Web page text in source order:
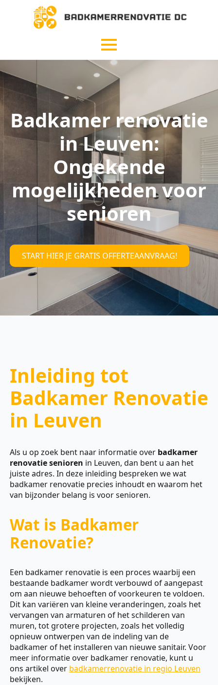
Badkamer renovatie
in Leuven:
Ongekende
mogelijkheden voor
senioren
START HIER JE GRATIS OFFERTEAANVRAAG!
Inleiding tot
Badkamer Renovatie
in Leuven
Als u op zoek bent naar informatie over badkamer
renovatie senioren in Leuven, dan bent u aan het
juiste adres. In deze inleiding bespreken we wat
badkamer renovatie precies inhoudt en waarom het
van bijzonder belang is voor senioren.
Wat is Badkamer
Renovatie?
Een badkamer renovatie is een proces waarbij een
bestaande badkamer wordt verbouwd of aangepast
om aan nieuwe behoeften of voorkeuren te voldoen.
Dit kan variëren van kleine veranderingen, zoals het
vervangen van armaturen of het schilderen van
muren, tot grotere projecten, zoals het volledig
opnieuw ontwerpen van de indeling van de
badkamer of het installeren van nieuwe sanitair. Voor
meer informatie over badkamer renovatie, kunt u
ons artikel over badkamerrenovatie in regio Leuven
bekijken.